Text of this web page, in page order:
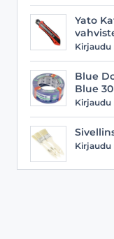
Yato
Kirjaudu
Blue
Blue
Kirjaudu
Kirjaudu